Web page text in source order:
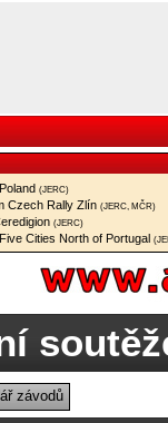
(JERC)
Czech Rally Zlín (JERC, MČR)
(JERC)
Cities North of Portugal
závodů